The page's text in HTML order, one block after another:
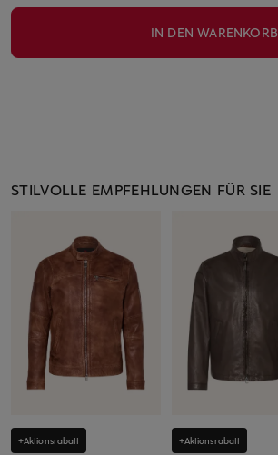
IN DEN WARENKORB
STILVOLLE EMPFEHLUNGEN FÜR SIE
+Aktionsrabatt +Aktionsrabatt